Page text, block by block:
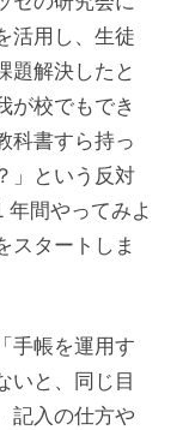
活用し、生徒
題解決したと
が校でもでき
科書すら持っ
」という反対
間やってみよ
スタートしま
手帳を運用す
いと、同じ目
記入の仕方や